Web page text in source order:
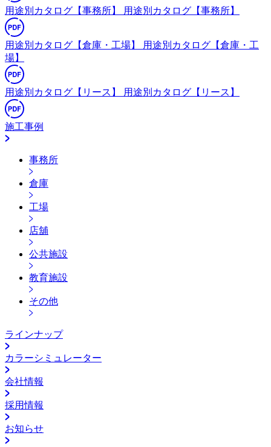
用途別カタログ【事務所】 用途別カタログ【事務所】
用途別カタログ【倉庫・工場】
用途別カタログ【倉庫・工
場】
用途別カタログ【リース】 用途別カタログ【リース】
施工事例
事務所
倉庫
工場
店舖
公共施設
教育施設
その他
ラインナップ
カラーシミュレーター
会社情報
採用情報
お知らせ